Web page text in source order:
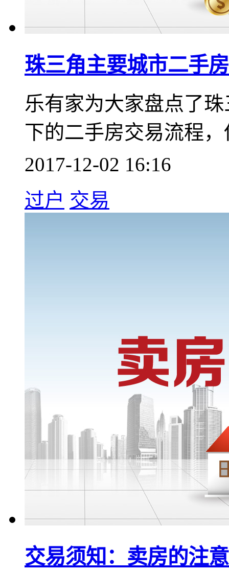
珠三角主要城市二手
乐有家为大家盘点了
下的二手房交易流程
2017-12-02 16:16
过户 交易
交易须知：卖房的注